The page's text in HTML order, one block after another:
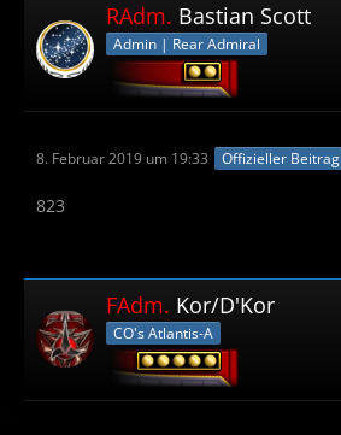
RAdm. Bastian Scott
Admin | Rear Admiral
8. Februar 2019 um 19:33 Offizieller Beitrag
823
FAdm. Kor/D'Kor
CO's Atlantis-A